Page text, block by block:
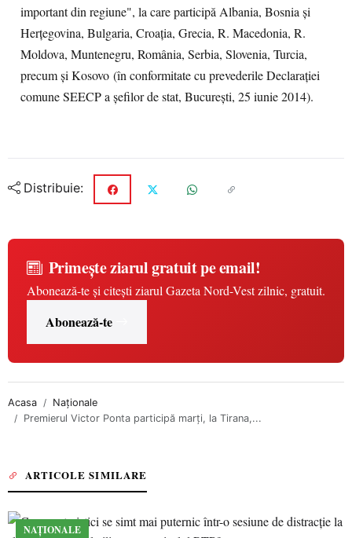
important din regiune", la care participă Albania, Bosnia și
Herțegovina, Bulgaria, Croația, Grecia, R. Macedonia, R.
Moldova, Muntenegru, România, Serbia, Slovenia, Turcia,
precum și Kosovo (în conformitate cu prevederile Declarației
comune SEECP a șefilor de stat, București, 25 iunie 2014).
Distribuie:
Primește ziarul gratuit pe email!
Abonează-te și citești ziarul Gazeta Nord-Vest zilnic, gratuit.
Abonează-te
Acasa
Naționale
Premierul Victor Ponta participă marți, la Tirana,...
ARTICOLE SIMILARE
NAȚIONALE